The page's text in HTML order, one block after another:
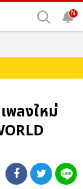
N
พลงใหม่